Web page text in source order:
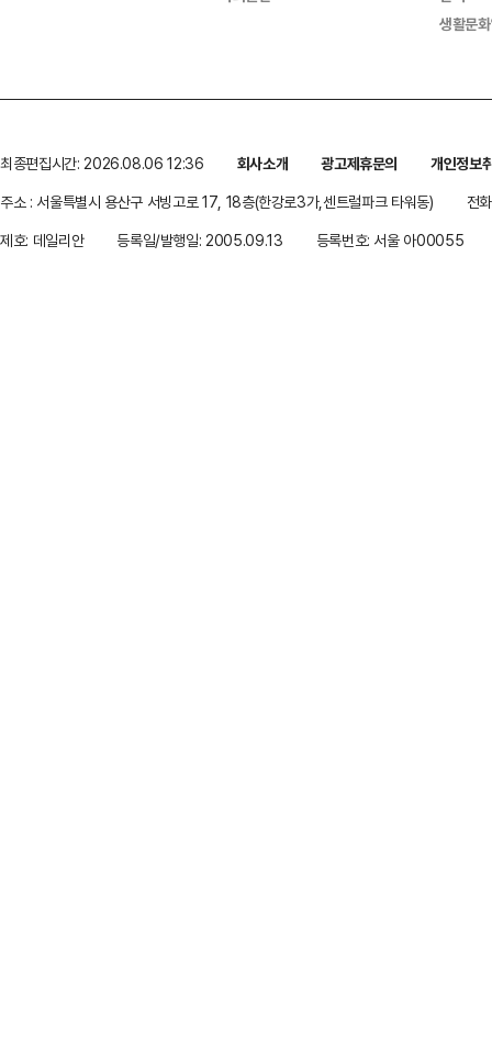
생활문
최종편집시간: 2026.08.06 12:36 회사소개 광고제휴문의
개인정보
주소 : 서울특별시 용산구 서빙고로 17, 18층(한강로3가,센트럴파크 타워동)
전
제호: 데일리안
등록일/발행일: 2005.09.13 등록번호: 서울 아00055